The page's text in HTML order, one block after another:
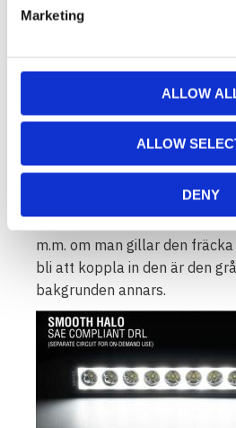
Marketing
ALLOW
ALLOW
DENY
vibrationer upp till 21 G
förseglat / inkapslat enligt
kondens så den skall klara
och snabba
kvalité, bra ljus samt 5,5 års
denna ramp till ett tryggt och
Halo - Bakgrundsbelysning
varje XPL som kan kopplas
m.m. om man gillar den
bli att koppla in den är den
bakgrunden annars.